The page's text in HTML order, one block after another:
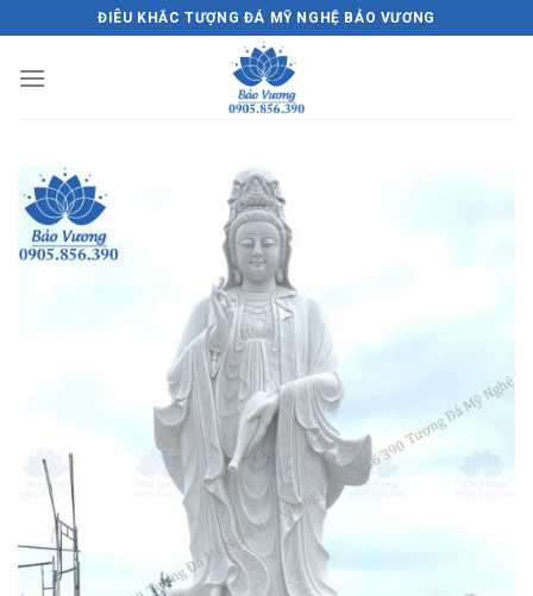
to
content
ĐIÊU KHẮC TƯỢNG ĐÁ MỸ NGHỆ BẢO VƯƠNG